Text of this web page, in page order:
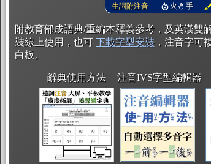
生詞附注音 火 手
附教育部成語典/重編本釋義參考，及英漢雙
裝線上使用，也可 下載字型安裝 ，注音字可
白板。
辭典使用方法 注音IVS字型編輯器